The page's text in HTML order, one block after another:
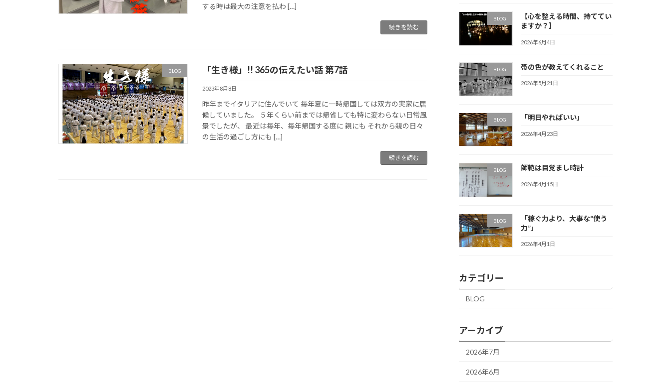
する時は最大の注意を払わ […]
続きを読む
BLOG 「生き様」!! 365の伝えたい話 第7話
2023年8月8日
昨年までイタリアに住んでいて 毎年夏に一時帰国しては双方の実家に居
候していました。 ５年くらい前までは帰省しても特に変わらない日常風
景でしたが、 最近は毎年、毎年帰国する度に 親にも それから親の日々
の生活の過ごし方にも […]
続きを読む
BLOG
【心を整える時間、持ててい
ますか？】
2026年6月4日
BLOG 帯の色が教えてくれること
2026年5月21日
BLOG 「明日やればいい」
2026年4月23日
BLOG 師範は目覚まし時計
2026年4月15日
BLOG
「稼ぐ力より、大事な“使う
力”」
2026年4月1日
カテゴリー
BLOG
アーカイブ
2026年7月
2026年6月